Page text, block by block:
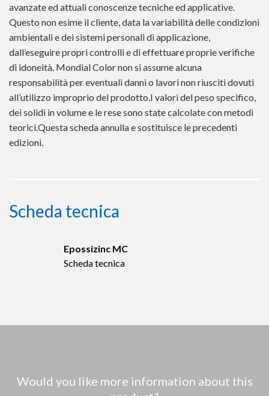
avanzate ed attuali conoscenze tecniche ed applicative.
Questo non esime il cliente, data la variabilità delle condizioni
ambientali e dei sistemi personali di applicazione,
dall’eseguire propri controlli e di effettuare proprie verifiche
di idoneità. Mondial Color non si assume alcuna
responsabilità per eventuali danni o lavori non riusciti dovuti
all’utilizzo improprio del prodotto.I valori del peso specifico,
dei solidi in volume e le rese sono state calcolate con metodi
teorici.Questa scheda annulla e sostituisce le precedenti
edizioni.
Scheda tecnica
Epossizinc MC
Scheda tecnica
Would you like more information about this